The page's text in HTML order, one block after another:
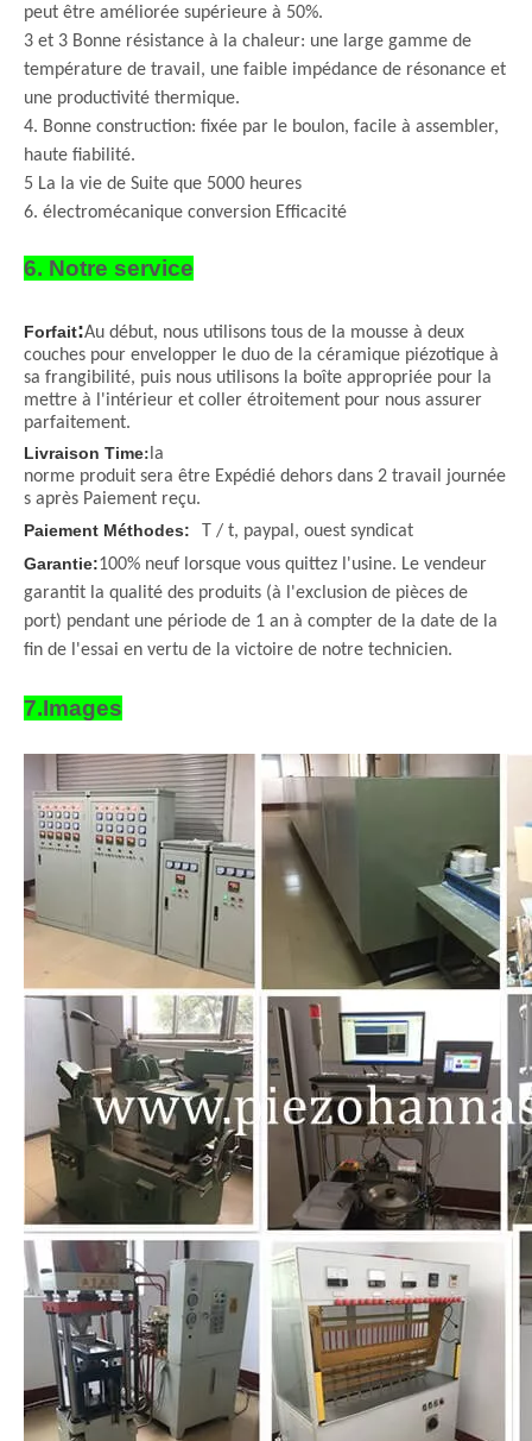
peut être améliorée supérieure à 50%.
3 et 3 Bonne résistance à la chaleur: une large gamme de
température de travail, une faible impédance de résonance et
une productivité thermique.
4. Bonne construction: fixée par le boulon, facile à assembler,
haute fiabilité.
5 La la vie de Suite que 5000 heures
6. électromécanique conversion Efficacité
6. Notre service
Forfait:Au début, nous utilisons tous de la mousse à deux
couches pour envelopper le duo de la céramique piézotique à
sa frangibilité, puis nous utilisons la boîte appropriée pour la
mettre à l'intérieur et coller étroitement pour nous assurer
parfaitement.
Livraison Time: la
norme produit sera être Expédié dehors dans 2 travail journée
s après Paiement reçu.
Paiement Méthodes:
T / t, paypal, ouest syndicat
Garantie:100% neuf lorsque vous quittez l'usine. Le vendeur
garantit la qualité des produits (à l'exclusion de pièces de
port) pendant une période de 1 an à compter de la date de la
fin de l'essai en vertu de la victoire de notre technicien.
7.Images